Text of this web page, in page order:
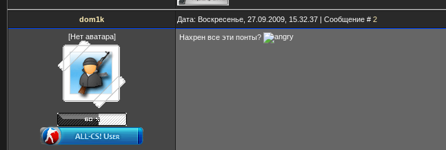
dom1k Дата: Воскресенье, 27.09.2009, 15.32.37 | Сообщение # 2
[Нет аватара] Нахрен все эти понты?